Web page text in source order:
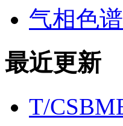
气相色
最近更新
T/